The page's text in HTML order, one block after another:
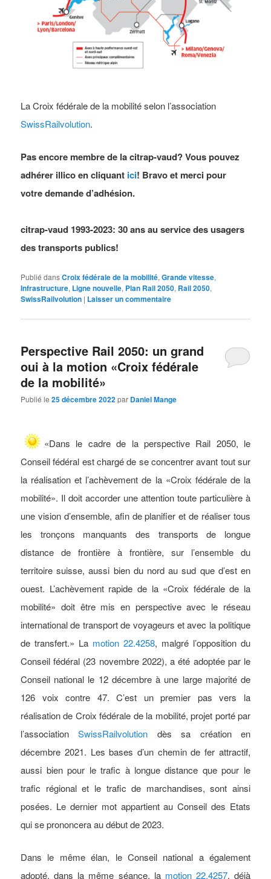
La Croix fédérale de la mobilité selon l’association
SwissRailvolution.
Pas encore membre de la citrap-vaud? Vous pouvez
adhérer illico en cliquant ici! Bravo et merci pour
votre demande d’adhésion.
citrap-vaud 1993-2023: 30 ans au service des usagers
des transports publics!
Publié dansCroix fédérale de la mobilité,Grande vitesse,
Infrastructure, Ligne nouvelle, Plan Rail 2050, Rail 2050,
SwissRailvolution | Laisser un commentaire
Perspective Rail 2050: un grand
oui à la motion «Croix fédérale
de la mobilité»
Publié le25 décembre 2022par Daniel Mange
«Dans le cadre de la perspective Rail 2050, le
Conseil fédéral est chargé de se concentrer avant tout sur
la réalisation et l’achèvement de la «Croix fédérale de la
mobilité». Il doit accorder une attention toute particulière à
une vision d’ensemble, afin de planifier et de réaliser tous
les tronçons manquants des transports de longue
distance de frontière à frontière, sur l’ensemble du
territoire suisse, aussi bien du nord au sud que d’est en
ouest. L’achèvement rapide de la «Croix fédérale de la
mobilité» doit être mis en perspective avec le réseau
international de transport de voyageurs et avec la politique
de transfert.» La motion 22.4258, malgré l’opposition du
Conseil fédéral (23 novembre 2022), a été adoptée par le
Conseil national le 12 décembre à une large majorité de
126 voix contre 47. C’est un premier pas vers la
réalisation de Croix fédérale de la mobilité, projet porté par
l’associationSwissRailvolution dès sa création en
décembre 2021. Les bases d’un chemin de fer attractif,
aussi bien pour le trafic à longue distance que pour le
trafic régional et le trafic de marchandises, sont ainsi
posées. Le dernier mot appartient au Conseil des Etats
qui se prononcera au début de 2023.
Dans le même élan, le Conseil national a également
adopté, dans la même séance, la motion 22.4257, déjà